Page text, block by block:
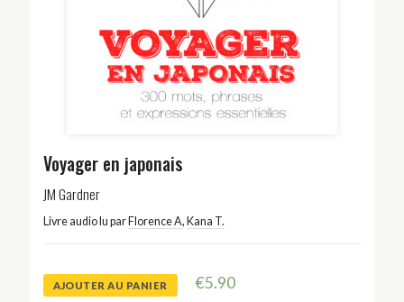
Voyager en japonais
JM Gardner
Livre audio lu par Florence A, Kana T.
AJOUTER AU PANIER €5.90